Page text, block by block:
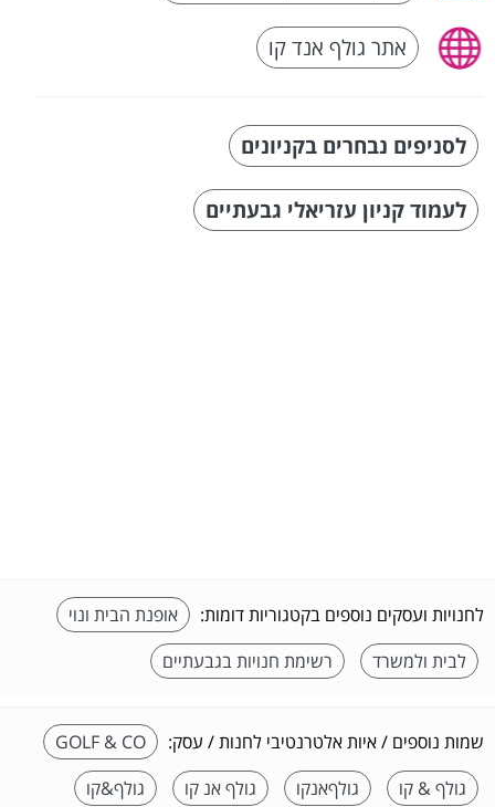
אתר גולף אנד קו
לסניפים נבחרים בקניונים
לעמוד קניון עזריאלי גבעתיים
לחנויות ועסקים נוספים בקטגוריות דומות:
אופנת הבית ונוי
לבית ולמשרד
רשימת חנויות בגבעתיים
שמות נוספים / איות אלטרנטיבי לחנות / עסק:
GOLF & CO
גולף & קו
גולףאנקו גולף אנ קו
גולף&קו